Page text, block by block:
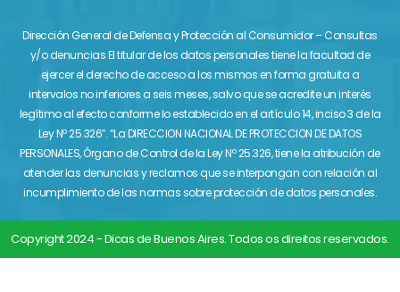
Dirección General de Defensa y Protección al Consumidor – Consultas
y/o denuncias El titular de los datos personales tiene la facultad de
ejercer el derecho de acceso a los mismos en forma gratuita a
intervalos no inferiores a seis meses, salvo que se acredite un interés
legítimo al efecto conforme lo establecido en el artículo 14, inciso 3 de la
Ley Nº 25.326″. “La DIRECCION NACIONAL DE PROTECCION DE DATOS
PERSONALES, Órgano de Control de la Ley Nº 25.326, tiene la atribución de
atender las denuncias y reclamos que se interpongan con relación al
incumplimiento de las normas sobre protección de datos personales.
Copyright 2024 - Dicas de Buenos Aires. Todos os direitos reservados.